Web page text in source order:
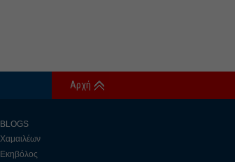
Αρχή
BLOGS
Χαμαιλέων
Εκηβόλος